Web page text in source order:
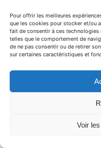
Pour offrir les meilleures
que les cookies pour stocker et/ou
fait de consentir à ces
telles que le comportement de
de ne pas consentir ou de retirer
sur certaines caractéristiques et
Voir